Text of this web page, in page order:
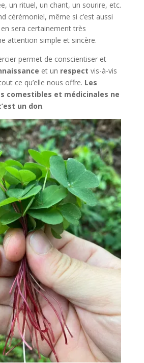
un rituel, un chant, un sourire, etc.
cérémoniel, même si c’est aussi
sera certainement très
attention simple et sincère.
permet de conscientiser et
et un respect vis-à-vis
ce qu’elle nous offre. Les
comestibles et médicinales ne
un don.